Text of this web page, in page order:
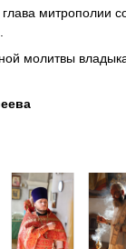
митрополии
молитвы